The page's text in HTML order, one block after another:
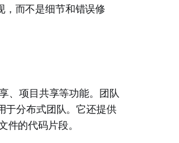
，而不是细节和错误修
、项目共享等功能。团队
于分布式团队。它还提供
的代码片段。